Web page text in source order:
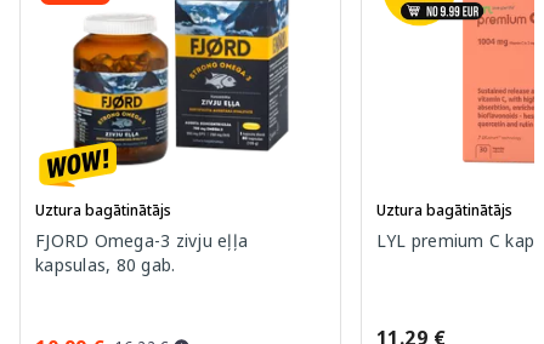
Uztura bagātinātājs
FJORD Omega-3 zivju eļļa
kapsulas, 80 gab.
Uztura bagātinātājs
LYL premium C
11.29 €